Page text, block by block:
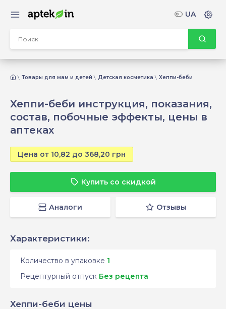
Товары для мам и детей Детская косметика Хеппи-беби
Хеппи-беби инструкция, показания,
состав, побочные эффекты, цены в
аптеках
Цена от 10,82 до 368,20 грн
Купить со скидкой
Аналоги Отзывы
Характеристики:
Количество в упаковке 1
Рецептурный отпуск Без рецепта
Хеппи-беби цены
UA